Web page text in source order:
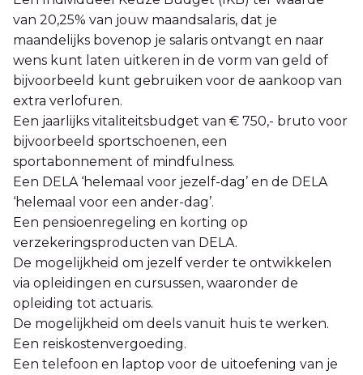
van 20,25% van jouw maandsalaris, dat je
maandelijks bovenop je salaris ontvangt en naar
wens kunt laten uitkeren in de vorm van geld of
bijvoorbeeld kunt gebruiken voor de aankoop van
extra verlofuren.
Een jaarlijks vitaliteitsbudget van € 750,- bruto voor
bijvoorbeeld sportschoenen, een
sportabonnement of mindfulness.
Een DELA ‘helemaal voor jezelf-dag’ en de DELA
‘helemaal voor een ander-dag’.
Een pensioenregeling en korting op
verzekeringsproducten van DELA.
De mogelijkheid om jezelf verder te ontwikkelen
via opleidingen en cursussen, waaronder de
opleiding tot actuaris.
De mogelijkheid om deels vanuit huis te werken.
Een reiskostenvergoeding.
Een telefoon en laptop voor de uitoefening van je